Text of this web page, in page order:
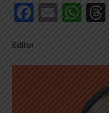
Email
Editor